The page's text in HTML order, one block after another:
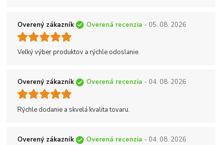
Overený zákazník Overená recenzia - 05. 08. 2026
Veľký výber produktov a rýchle odoslanie.
Overený zákazník Overená recenzia - 04. 08. 2026
Rýchle dodanie a skvelá kvalita tovaru.
Overený zákazník Overená recenzia - 04. 08. 2026